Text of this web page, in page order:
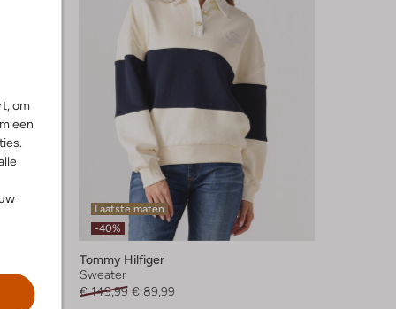
om
een
Laatste maten
-40%
Tommy Hilfiger
Sweater
€ 149,99 € 89,99